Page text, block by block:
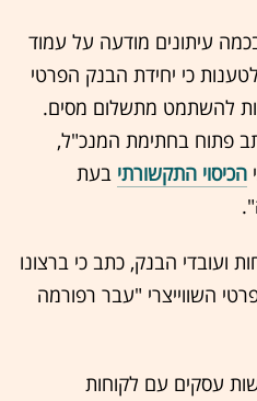
עיתונים מודעה על עמוד
כי יחידת הבנק הפרטי
להשתמט מתשלום מסים.
פתוח בחתימת המנכ"ל,
הכיסוי התקשורתי בעת
ועובדי הבנק, כתב כי ברצונו
השווייצרי "עבר רפורמה
עסקים עם לקוחות